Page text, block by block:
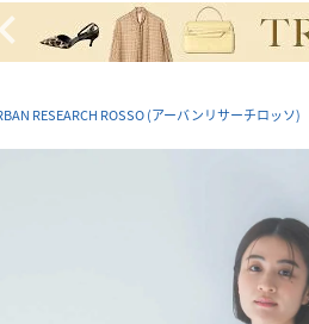
navigate_before
RESEARCH ROSSO (アーバンリサーチロッソ)